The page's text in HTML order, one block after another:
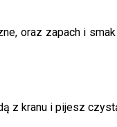
oraz zapach i
z kranu i pijesz